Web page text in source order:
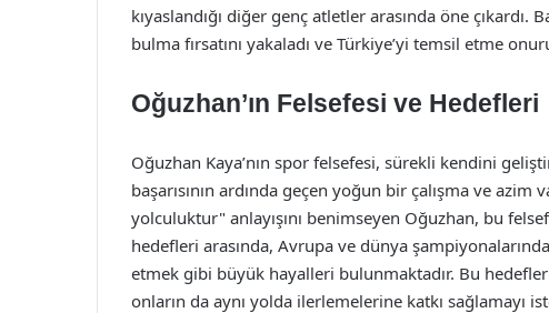
kıyaslandığı diğer genç atletler arasında öne çıkardı.
bulma fırsatını yakaladı ve Türkiye’yi temsil etme
Oğuzhan’ın Felsefesi ve Hedefleri
Oğuzhan Kaya’nın spor felsefesi, sürekli kendini
başarısının ardında geçen yoğun bir çalışma ve azim
yolculuktur" anlayışını benimseyen Oğuzhan, bu
hedefleri arasında, Avrupa ve dünya
etmek gibi büyük hayalleri bulunmaktadır. Bu
onların da aynı yolda ilerlemelerine katkı sağlamayı